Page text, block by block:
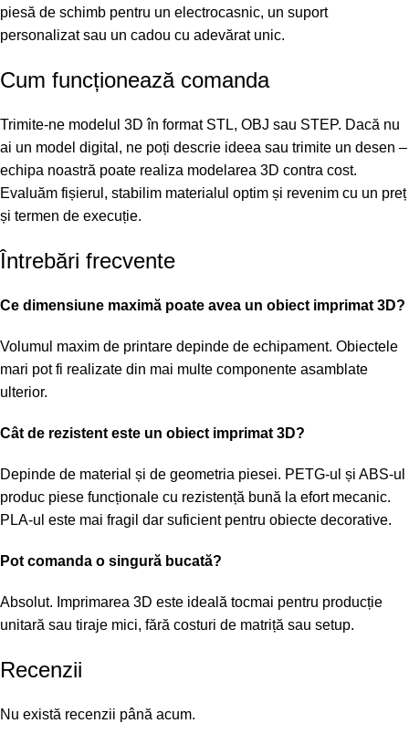
piesă de schimb pentru un electrocasnic, un suport
personalizat sau un cadou cu adevărat unic.
Cum funcționează comanda
Trimite-ne modelul 3D în format STL, OBJ sau STEP. Dacă nu
ai un model digital, ne poți descrie ideea sau trimite un desen –
echipa noastră poate realiza modelarea 3D contra cost.
Evaluăm fișierul, stabilim materialul optim și revenim cu un preț
și termen de execuție.
Întrebări frecvente
Ce dimensiune maximă poate avea un obiect imprimat 3D?
Volumul maxim de printare depinde de echipament. Obiectele
mari pot fi realizate din mai multe componente asamblate
ulterior.
Cât de rezistent este un obiect imprimat 3D?
Depinde de material și de geometria piesei. PETG-ul și ABS-ul
produc piese funcționale cu rezistență bună la efort mecanic.
PLA-ul este mai fragil dar suficient pentru obiecte decorative.
Pot comanda o singură bucată?
Absolut. Imprimarea 3D este ideală tocmai pentru producție
unitară sau tiraje mici, fără costuri de matriță sau setup.
Recenzii
Nu există recenzii până acum.